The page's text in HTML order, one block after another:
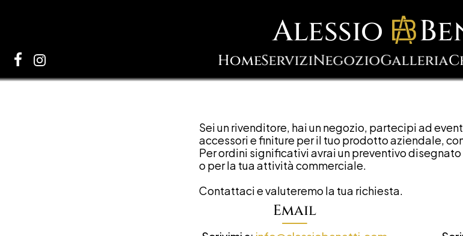
Alessio
HomeServiziNegozioGalleria
Sei un rivenditore, hai un negozio, partecipi ad
accessori e finiture per il tuo prodotto aziendale,
Per ordini significativi avrai un preventivo
o per la tua attività commerciale.
Contattaci e valuteremo la tua richiesta.
Email